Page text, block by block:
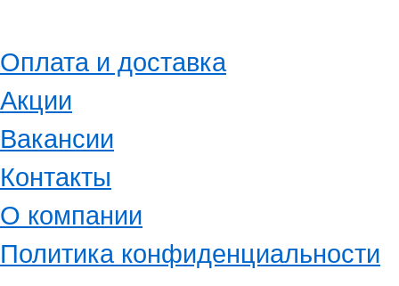
Оплата и доставка
Акции
Вакансии
Контакты
О компании
Политика конфиденциальности